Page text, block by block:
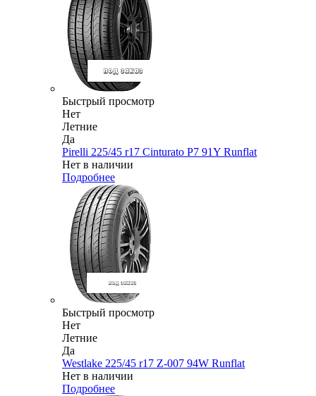
Быстрый просмотр
Нет
Летние
Да
Pirelli 225/45 r17 Cinturato P7 91Y Runflat
Нет в наличии
Подробнее
Быстрый просмотр
Нет
Летние
Да
Westlake 225/45 r17 Z-007 94W Runflat
Нет в наличии
Подробнее